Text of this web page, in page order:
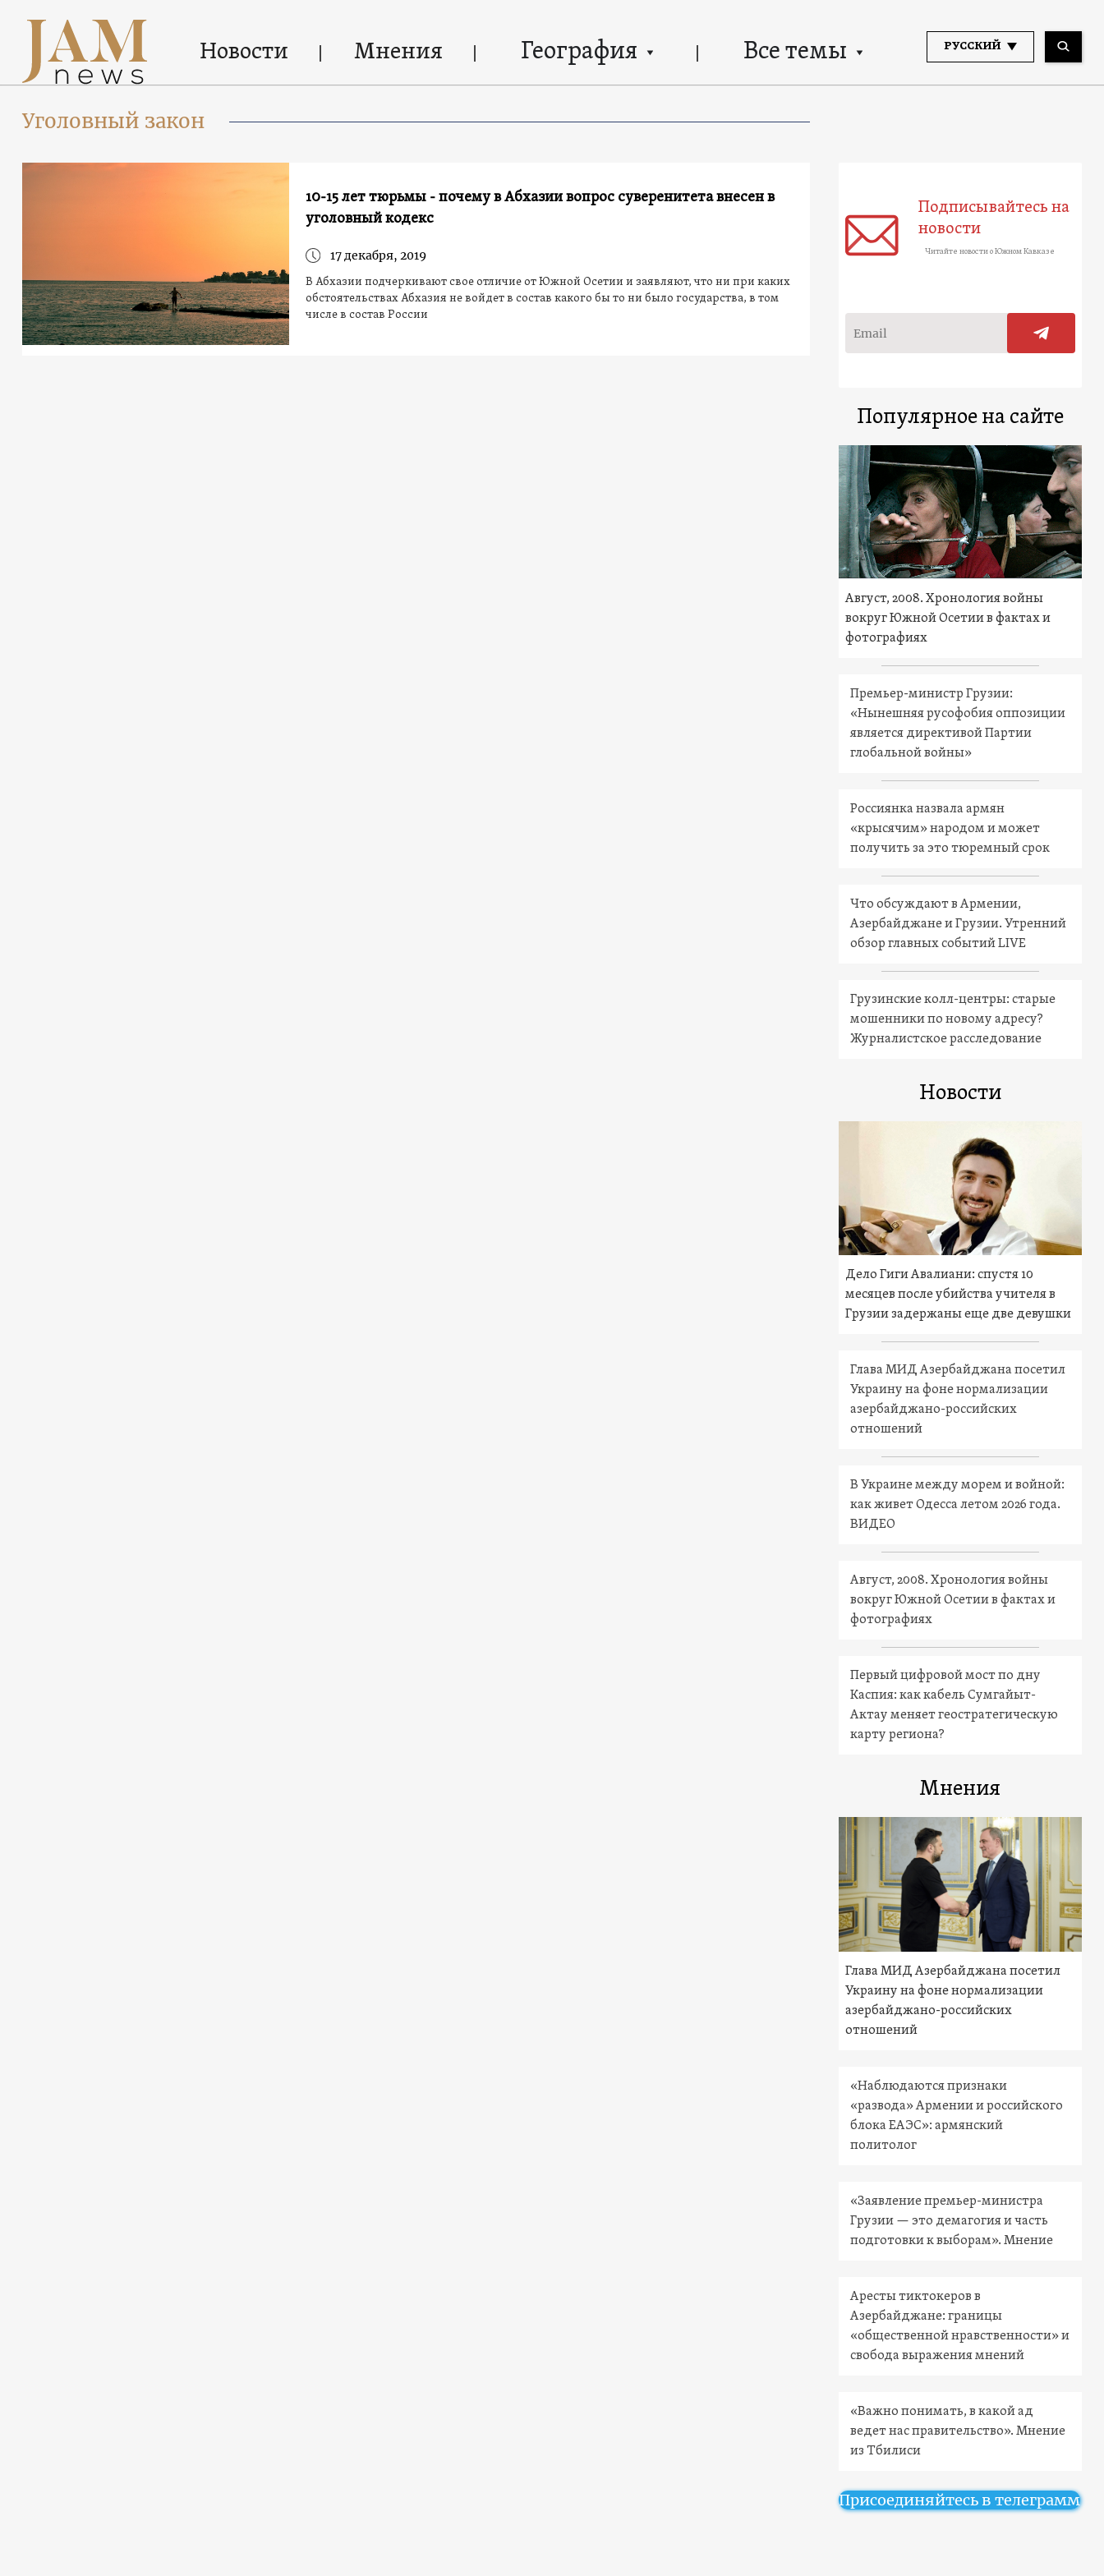
Новости Мнения География Все темы РУССКИЙ
Уголовный закон
10-15 лет тюрьмы - почему в Абхазии вопрос суверенитета внесен в
уголовный кодекс
17 декабря, 2019
В Абхазии подчеркивают свое отличие от Южной Осетии и заявляют, что ни при каких
обстоятельствах Абхазия не войдет в состав какого бы то ни было государства, в том
числе в состав России
Подписывайтесь на
новости
Читайте новости о Южном Кавказе
Популярное на сайте
Август, 2008. Хронология войны
вокруг Южной Осетии в фактах и
фотографиях
Премьер-министр Грузии:
«Нынешняя русофобия оппозиции
является директивой Партии
глобальной войны»
Россиянка назвала армян
«крысячим» народом и может
получить за это тюремный срок
Что обсуждают в Армении,
Азербайджане и Грузии. Утренний
обзор главных событий LIVE
Грузинские колл-центры: старые
мошенники по новому адресу?
Журналистское расследование
Новости
Дело Гиги Авалиани: спустя 10
месяцев после убийства учителя в
Грузии задержаны еще две девушки
Глава МИД Азербайджана посетил
Украину на фоне нормализации
азербайджано-российских
отношений
В Украине между морем и войной:
как живет Одесса летом 2026 года.
ВИДЕО
Август, 2008. Хронология войны
вокруг Южной Осетии в фактах и
фотографиях
Первый цифровой мост по дну
Каспия: как кабель Сумгайыт-
Актау меняет геостратегическую
карту региона?
Мнения
Глава МИД Азербайджана посетил
Украину на фоне нормализации
азербайджано-российских
отношений
«Наблюдаются признаки
«развода» Армении и российского
блока ЕАЭС»: армянский
политолог
«Заявление премьер-министра
Грузии — это демагогия и часть
подготовки к выборам». Мнение
Аресты тиктокеров в
Азербайджане: границы
«общественной нравственности» и
свобода выражения мнений
«Важно понимать, в какой ад
ведет нас правительство». Мнение
из Тбилиси
Присоединяйтесь в телеграмм